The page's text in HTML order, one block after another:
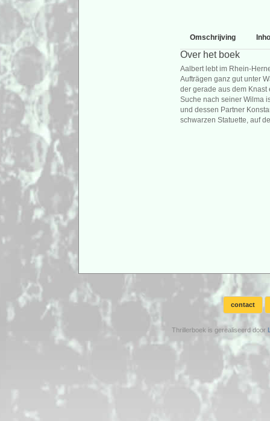
Omschrijving
Over het boek
Aalbert lebt im Rhein-
Aufträgen ganz gut unter
der gerade aus dem
Suche nach seiner Wilma
und dessen Partner
schwarzen Statuette, auf
contact
Thrillerboek is gerealiseerd door